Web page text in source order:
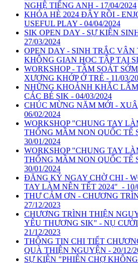
NGHỆ TIẾNG ANH - 17/04/2024
KHÓA HÈ 2024 ĐÂY RỒI -
USEFUL PLAY - 04/04/2024
SIK OPEN DAY - SỰ KIỆN
27/03/2024
OPEN DAY - SINH TRẮC
KHÔNG GIAN HỌC TẬP TẠI
WORKSHOP - TẦM SOÁT
XƯƠNG KHỚP Ở TRẺ - 11/03/
NHỮNG KHOẢNH KHẮC
CÁC BÉ SIK - 04/03/2024
CHÚC MỪNG NĂM MỚI -
06/02/2024
WORKSHOP "CHUNG TAY
THỐNG MẦM NON QUỐC TẾ
30/01/2024
WORKSHOP "CHUNG TAY
THỐNG MẦM NON QUỐC TẾ
30/01/2024
ĐĂNG KÝ NGAY CHỜ CHI -
TAY LÀM NÊN TẾT 2024" - 10/
THƯ CẢM ƠN - CHƯƠNG
27/12/2023
CHƯƠNG TRÌNH THIỆN
YÊU THƯƠNG SIK" - NỤ
21/12/2023
THÔNG TIN CHI TIẾT
QUÀ THIỆN NGUYỆN - 20/12/
SỰ KIỆN "PHIÊN CHỢ